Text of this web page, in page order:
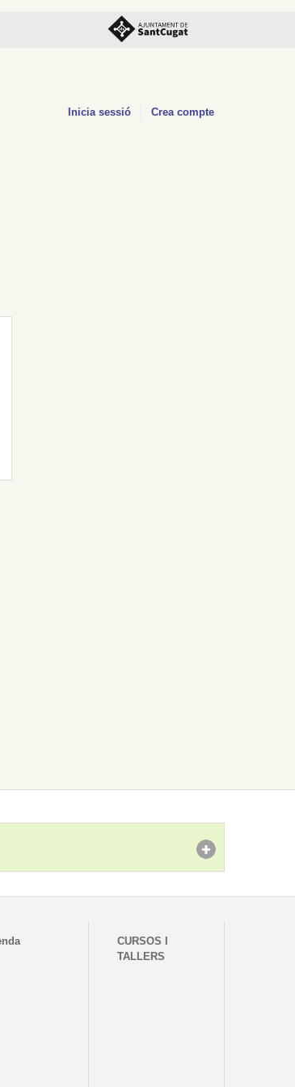
Inicia sessió Crea compte
CURSOS I
TALLERS